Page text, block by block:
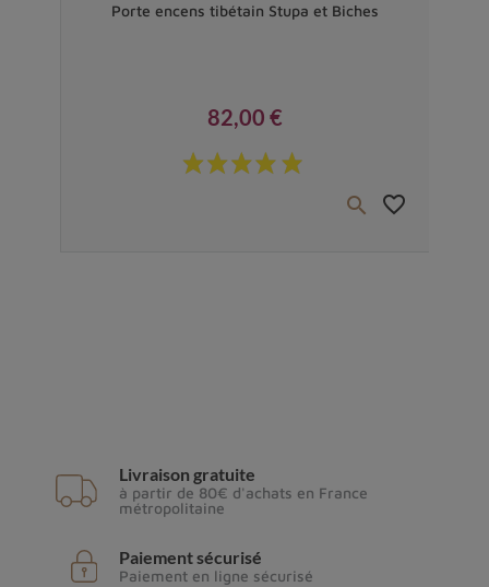
Porte encens tibétain Stupa et Biches
Prix
82,00 €
 favorite_border
Livraison gratuite
à partir de 80€ d'achats en France
métropolitaine
Paiement sécurisé
Paiement en ligne sécurisé